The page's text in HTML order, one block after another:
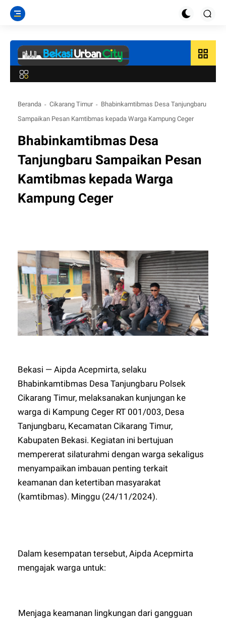
grid_view
Beranda Cikarang Timur
Bhabinkamtibmas Desa Tanjungbaru
Sampaikan Pesan Kamtibmas kepada Warga Kampung Ceger
Bhabinkamtibmas Desa
Tanjungbaru Sampaikan Pesan
Kamtibmas kepada Warga
Kampung Ceger
Bekasi — Aipda Acepmirta, selaku
Bhabinkamtibmas Desa Tanjungbaru Polsek
Cikarang Timur, melaksanakan kunjungan ke
warga di Kampung Ceger RT 001/003, Desa
Tanjungbaru, Kecamatan Cikarang Timur,
Kabupaten Bekasi. Kegiatan ini bertujuan
mempererat silaturahmi dengan warga sekaligus
menyampaikan imbauan penting terkait
keamanan dan ketertiban masyarakat
(kamtibmas). Minggu (24/11/2024).
Dalam kesempatan tersebut, Aipda Acepmirta
mengajak warga untuk:
Menjaga keamanan lingkungan dari gangguan